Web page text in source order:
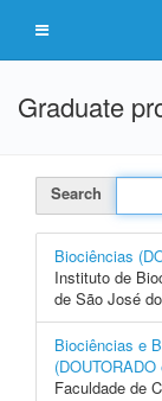
Graduate
Search
Biociências
Instituto de
de São José
Biociências e
Faculdade de